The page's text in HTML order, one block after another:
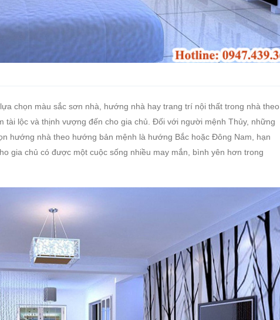
chọn màu sắc sơn nhà, hướng nhà hay trang trí nội thất trong nhà theo
tài lộc và thịnh vượng đến cho gia chủ. Đối với người mệnh Thủy, những
hướng nhà theo hướng bản mệnh là hướng Bắc hoặc Đông Nam, hạn
gia chủ có được một cuộc sống nhiều may mắn, bình yên hơn trong